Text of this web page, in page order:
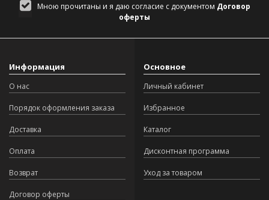
Мною прочитаны и я даю согласие с документом Договор
оферты
Информация
О нас
Порядок оформления заказа
Доставка
Оплата
Возврат
Договор оферты
Основное
Личный кабинет
Избранное
Каталог
Дисконтная программа
Уход за товаром